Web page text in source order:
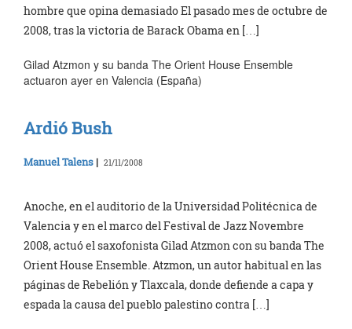
hombre que opina demasiado El pasado mes de octubre de
2008, tras la victoria de Barack Obama en […]
Gilad Atzmon y su banda The Orient House Ensemble
actuaron ayer en Valencia (España)
Ardió Bush
Manuel Talens | 21/11/2008
Anoche, en el auditorio de la Universidad Politécnica de
Valencia y en el marco del Festival de Jazz Novembre
2008, actuó el saxofonista Gilad Atzmon con su banda The
Orient House Ensemble. Atzmon, un autor habitual en las
páginas de Rebelión y Tlaxcala, donde defiende a capa y
espada la causa del pueblo palestino contra […]